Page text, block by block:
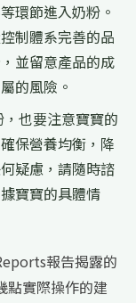
環節進入奶粉。
制體系完善的品
並留意產品的成
的風險。
也要注意寶寶的
保營養均衡，降
疑慮，請隨時諮
寶寶的具體情
報告揭露的
點實際操作的建